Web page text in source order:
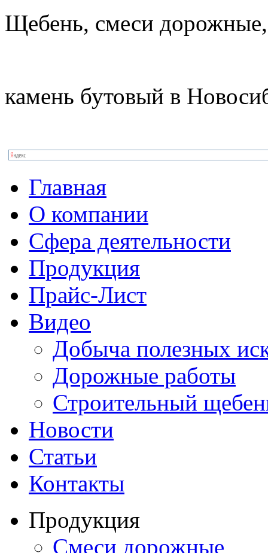
Щебень, смеси дорожные,
камень бутовый в
Главная
О компании
Сфера деятельности
Продукция
Прайс-Лист
Видео
Добыча полезных
Дорожные работы
Строительный
Новости
Статьи
Контакты
Продукция
Смеси дорожные